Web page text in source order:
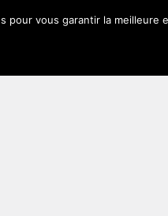
pour vous garantir la